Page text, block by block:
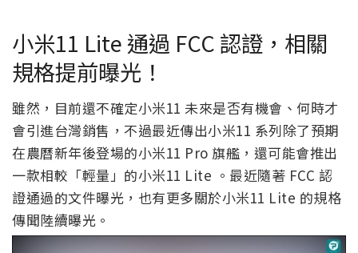
小米11 Lite 通過 FCC 認證，相關
規格提前曝光！
雖然，目前還不確定小米11 未來是否有機會、何時才
會引進台灣銷售，不過最近傳出小米11 系列除了預期
在農曆新年後登場的小米11 Pro 旗艦，還可能會推出
一款相較「輕量」的小米11 Lite 。最近隨著 FCC 認
證通過的文件曝光，也有更多關於小米11 Lite 的規格
傳聞陸續曝光。